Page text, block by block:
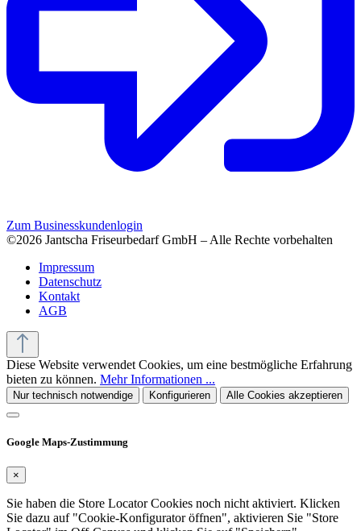
Zum Businesskundenlogin
©2026 Jantscha Friseurbedarf GmbH – Alle Rechte vorbehalten
Impressum
Datenschutz
Kontakt
AGB
Diese Website verwendet Cookies, um eine bestmögliche Erfahrung
bieten zu können. Mehr Informationen ...
Nur technisch notwendige Konfigurieren Alle Cookies akzeptieren
Google Maps-Zustimmung
×
Sie haben die Store Locator Cookies noch nicht aktiviert. Klicken
Sie dazu auf "Cookie-Konfigurator öffnen", aktivieren Sie "Store